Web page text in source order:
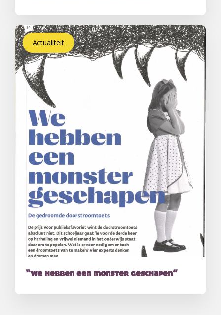
Actualiteit
“we hebben een monster geschapen”